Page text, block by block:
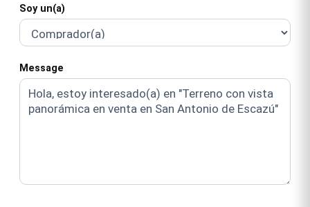
Soy un(a)
Message